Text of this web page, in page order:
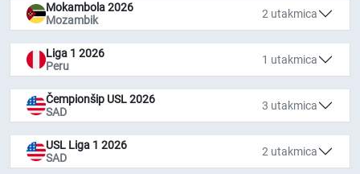
Mokambola 2026
Mozambik
2 utakmica
Liga 1 2026
Peru
1 utakmica
Čempionšip USL 2026
SAD
3 utakmica
USL Liga 1 2026
SAD
2 utakmica